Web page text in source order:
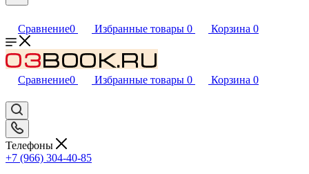
Сравнение0 Избранные товары 0 Корзина 0
Сравнение0 Избранные товары 0 Корзина 0
Телефоны
+7 (966) 304-40-85